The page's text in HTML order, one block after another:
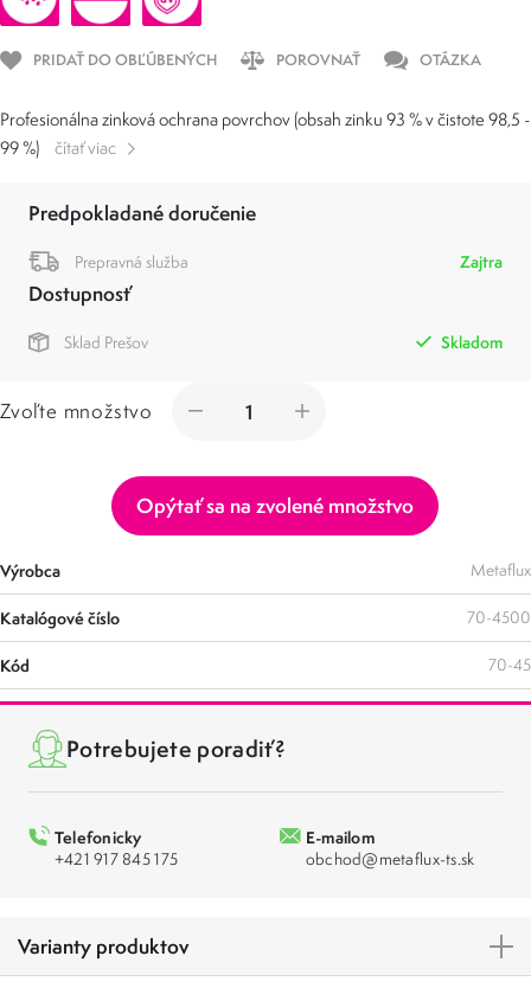
PRIDAŤ DO OBĽÚBENÝCH POROVNAŤ OTÁZKA
Profesionálna zinková ochrana povrchov (obsah zinku 93 % v čistote 98,5 -
99 %)
čítať viac
Predpokladané doručenie
Prepravná služba Zajtra
Dostupnosť
Sklad Prešov Skladom
Zvoľte množstvo
Opýtať sa na zvolené množstvo
Výrobca Metaflux
Katalógové číslo 70-4500
Kód 70-45
Potrebujete poradiť?
Telefonicky
+421 917 845 175
E-mailom
obchod@metaflux-ts.sk
Varianty produktov